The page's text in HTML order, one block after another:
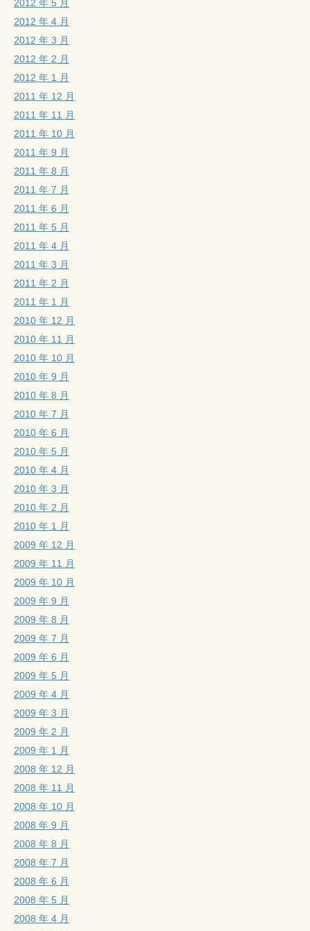
2012 年 5 月
2012 年 4 月
2012 年 3 月
2012 年 2 月
2012 年 1 月
2011 年 12 月
2011 年 11 月
2011 年 10 月
2011 年 9 月
2011 年 8 月
2011 年 7 月
2011 年 6 月
2011 年 5 月
2011 年 4 月
2011 年 3 月
2011 年 2 月
2011 年 1 月
2010 年 12 月
2010 年 11 月
2010 年 10 月
2010 年 9 月
2010 年 8 月
2010 年 7 月
2010 年 6 月
2010 年 5 月
2010 年 4 月
2010 年 3 月
2010 年 2 月
2010 年 1 月
2009 年 12 月
2009 年 11 月
2009 年 10 月
2009 年 9 月
2009 年 8 月
2009 年 7 月
2009 年 6 月
2009 年 5 月
2009 年 4 月
2009 年 3 月
2009 年 2 月
2009 年 1 月
2008 年 12 月
2008 年 11 月
2008 年 10 月
2008 年 9 月
2008 年 8 月
2008 年 7 月
2008 年 6 月
2008 年 5 月
2008 年 4 月